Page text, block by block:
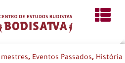
, Eventos Passados, História